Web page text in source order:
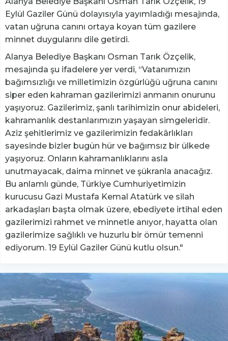
Eylül Gaziler Günü dolayısıyla yayımladığı mesajında,
vatan uğruna canını ortaya koyan tüm gazilere
minnet duygularını dile getirdi.
Alanya Belediye Başkanı Osman Tarık Özçelik,
mesajında şu ifadelere yer verdi, “Vatanımızın
bağımsızlığı ve milletimizin özgürlüğü uğruna canını
siper eden kahraman gazilerimizi anmanın onurunu
yaşıyoruz. Gazilerimiz, şanlı tarihimizin onur abideleri,
kahramanlık destanlarımızın yaşayan simgeleridir.
Aziz şehitlerimiz ve gazilerimizin fedakârlıkları
sayesinde bizler bugün hür ve bağımsız bir ülkede
yaşıyoruz. Onların kahramanlıklarını asla
unutmayacak, daima minnet ve şükranla anacağız.
Bu anlamlı günde, Türkiye Cumhuriyetimizin
kurucusu Gazi Mustafa Kemal Atatürk ve silah
arkadaşları başta olmak üzere, ebediyete irtihal eden
gazilerimizi rahmet ve minnetle anıyor, hayatta olan
gazilerimize sağlıklı ve huzurlu bir ömür temenni
ediyorum. 19 Eylül Gaziler Günü kutlu olsun."